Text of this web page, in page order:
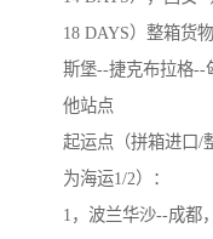
18 DAYS）整箱货
斯堡--捷克布拉格--
他站点
起运点（拼箱进口/
为海运1/2）：
1，波兰华沙--成都